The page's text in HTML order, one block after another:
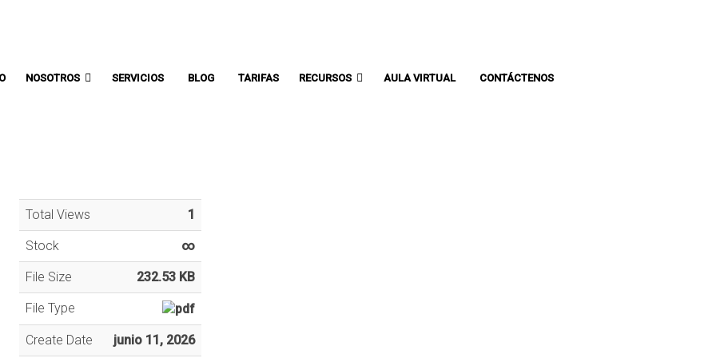
NOSOTROS SERVICIOS BLOG TARIFAS RECURSOS AULA VIRTUAL CONTÁCTENOS
Total Views 1
Stock ∞
File Size 232.53 KB
File Type
Create Date junio 11, 2026